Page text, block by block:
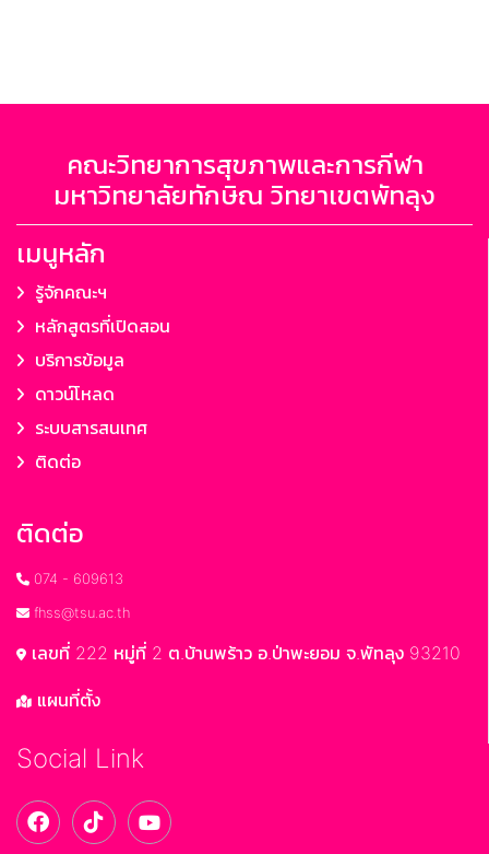
คณะวิทยาการสุขภาพและการกีฬา
มหาวิทยาลัยทักษิณ วิทยาเขตพัทลุง
เมนูหลัก
รู้จักคณะฯ
หลักสูตรที่เปิดสอน
บริการข้อมูล
ดาวน์โหลด
ระบบสารสนเทศ
ติดต่อ
ติดต่อ
074 - 609613
fhss@tsu.ac.th
เลขที่ 222 หมู่ที่ 2 ต.บ้านพร้าว อ.ป่าพะยอม จ.พัทลุง 93210
แผนที่ตั้ง
Social Link